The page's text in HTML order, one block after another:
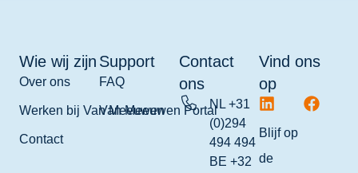
Wie wij zijn
Over ons
Werken bij Van Meeuwen
Contact
Support
FAQ
Van Meeuwen Portal
Contact
ons
NL +31
(0)294
494 494
BE +32
Vind ons
op
Blijf op
de